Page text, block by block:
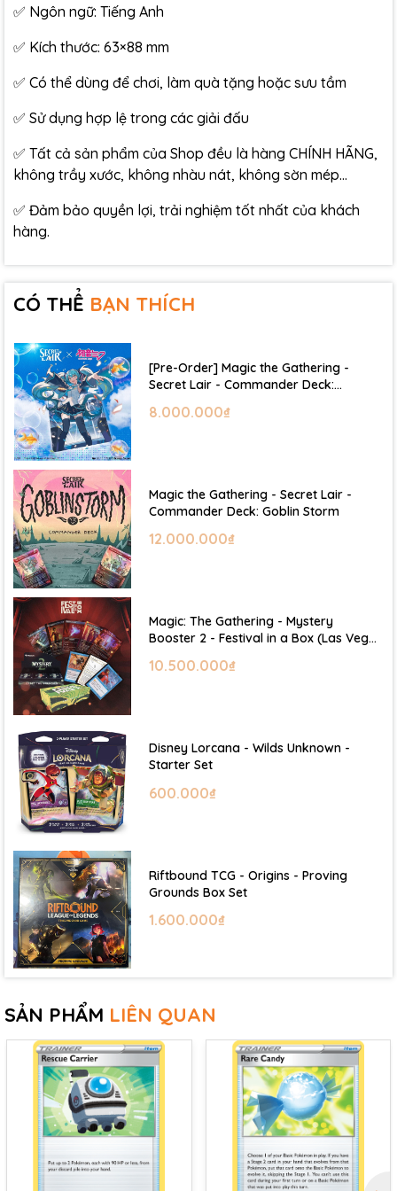
✅ Ngôn ngữ: Tiếng Anh
✅ Kích thước: 63×88 mm
✅ Có thể dùng để chơi, làm quà tặng hoặc sưu tầm
✅ Sử dụng hợp lệ trong các giải đấu
✅ Tất cả sản phẩm của Shop đều là hàng CHÍNH HÃNG,
không trầy xước, không nhàu nát, không sờn mép…
✅ Đảm bảo quyền lợi, trải nghiệm tốt nhất của khách
hàng.
CÓ THỂ BẠN THÍCH
[Pre-Order] Magic the Gathering -
Secret Lair - Commander Deck:
8.000.000₫
Magic the Gathering - Secret Lair -
Commander Deck: Goblin Storm
12.000.000₫
Magic: The Gathering - Mystery
Booster 2 - Festival in a Box (Las Vegas
10.500.000₫
Disney Lorcana - Wilds Unknown -
Starter Set
600.000₫
Riftbound TCG - Origins - Proving
Grounds Box Set
1.600.000₫
SẢN PHẨM LIÊN QUAN